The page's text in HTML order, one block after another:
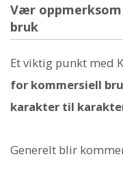
Vær oppmerksom
bruk
Et viktig punkt med
for kommersiell
karakter til
Generelt blir